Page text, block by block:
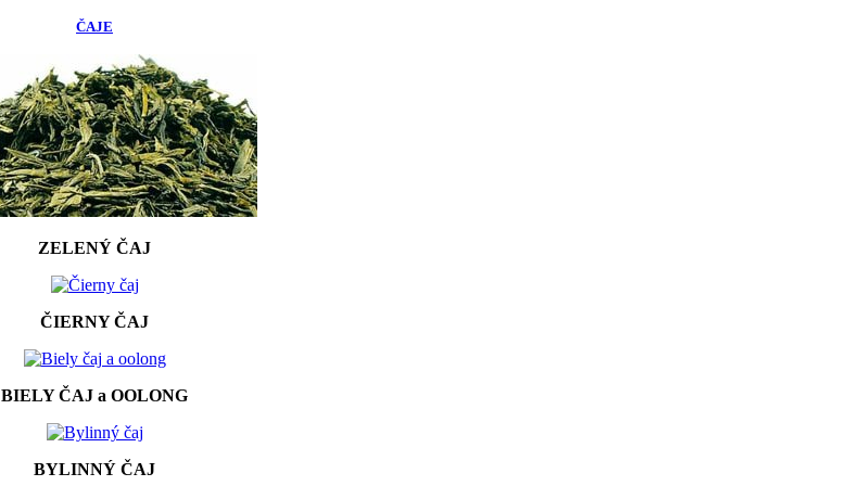
ČAJE
ZELENÝ ČAJ
ČIERNY ČAJ
BIELY ČAJ a OOLONG
BYLINNÝ ČAJ